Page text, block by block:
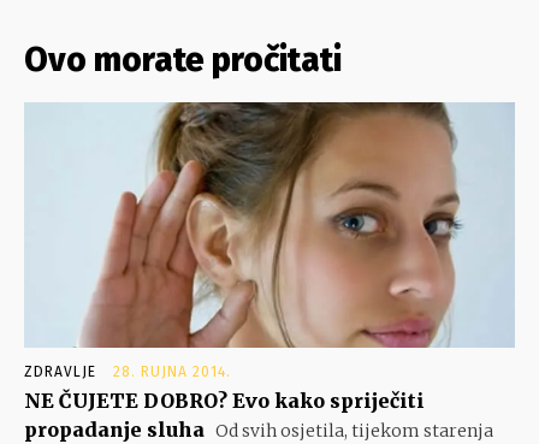
Ovo morate pročitati
ZDRAVLJE 28. RUJNA 2014.
NE ČUJETE DOBRO? Evo kako spriječiti
propadanje sluha Od svih osjetila, tijekom starenja